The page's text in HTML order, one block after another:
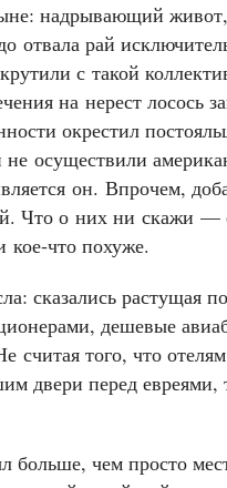
надрывающий
рай
с такой
на нерест лосось
окрестил
не осуществили
он. Впрочем,
Что о них ни скажи
похуже.
сказались растущая
дешевые
считая того, что
двери перед евреями,
больше, чем просто